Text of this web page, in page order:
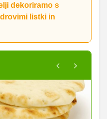
dekoriramo s
listki in